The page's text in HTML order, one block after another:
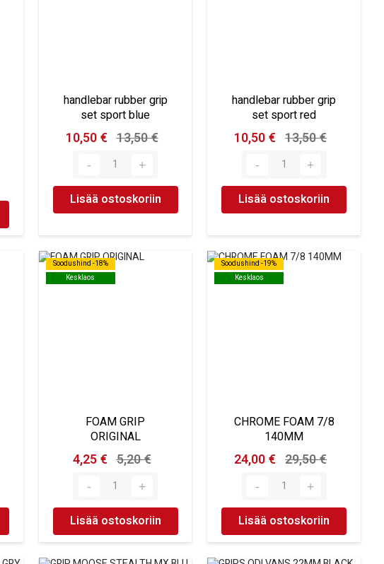
handlebar rubber grip
set sport blue
10,50 € 13,50 €
Lisää ostoskoriin
handlebar rubber grip
set sport red
10,50 € 13,50 €
Lisää ostoskoriin
Soodushind -18%
Kesklaos
Soodushind -18%
Kesklaos
FOAM GRIP
ORIGINAL
4,25 € 5,20 €
Lisää ostoskoriin
Soodushind -19%
Kesklaos
Soodushind -19%
Kesklaos
CHROME FOAM 7/8
140MM
24,00 € 29,50 €
Lisää ostoskoriin